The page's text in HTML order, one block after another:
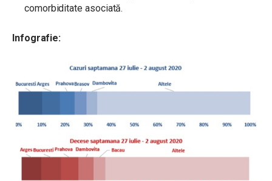
comorbiditate asociată.
Infografie: